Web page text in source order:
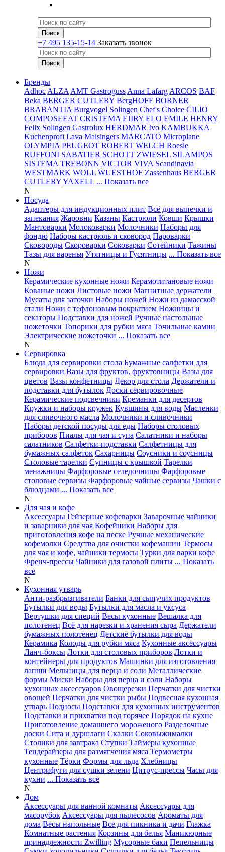
+7 495 135-15-14 Заказать звонок
Бренды
Adhoc ALZA AMT Gastroguss Anna Lafarg ARCOS BAF
Beka BERGER CUTLERY BergHOFF BORNER
BRABANTIA Burgvogel Solingen Chef's Choice CILIO
COMPOSEEAT CRISTEMA EJIRY ELO EMILE HENRY
Felix Solingen Gastrolux HERDMAR Ivo KAMBUKKA
Kuchenprofi Lava Maisingers MARCATO Microplane
OLYMPIA PEUGEOT ROBERT WELCH Roesle
RUFFONI SABATIER SCHOTT ZWIESEL SILAMPOS
SISTEMA TREBONN VICTOR VIVA Scandinavia
WESTMARK WOLL WUESTHOF Zassenhaus BERGER
CUTLERYYAXELL ... Показать все
N
Посуда
Адаптеры для индукционных плит Всё для выпечки и
запекания Жаровни Казаны Кастрюли Ковши Крышки
Мантоварки Молоковарки Молочники Наборы для
фондю Наборы кастрюль и сковород Пароварки
Сковороды Скороварки Соковарки Сотейники Тажины
Тазы для варенья Утятницы и Гусятницы ... Показать все
N
Ножи
Керамические кухонные ножи Керамотитановые ножи
Кованые ножи Листовые ножи Магнитные держатели
Мусаты для заточки Наборы ножей Ножи из дамасской
стали Ножи с тефлоновым покрытием Ножницы и
секаторы Подставки для ножей Ручные настольные
ножеточки Топорики для рубки мяса Точильные камни
Электрические ножеточки ... Показать все
N
Сервировка
Блюда для сервировки стола Бумажные салфетки для
сервировки Вазы для фруктов, фруктовницы Вазы для
цветов Вазы конфетницы Декор для стола Держатели и
подставки для бутылок Доски сервировочные
Керамические подсвечники Креманки для десертов
Кружки и наборы кружек Кувшины для воды Масленки
для сливочного масла Молочники и сливочники
Наборы детской посуды для еды Наборы столовых
приборов Пиалы для чая и супа Салатники и наборы
салатников Салфетки-подставки Салфетницы для
бумажных салфеток Сахарницы Соусники и соусницы
Столовые тарелки Супницы с крышкой Тарелки
менажницы Фарфоровые селедочницы Фарфоровые
столовые сервизы Фарфоровые чайные сервизы Чашки с
блюдцами ... Показать все
N
Для чая и кофе
Аксессуары Гейзерные кофеварки Заварочные чайники
и заварники для чая Кофейники Наборы для
приготовления кофе на песке Ручные механические
кофемолки Средства для очистки кофемашин Термосы
для чая и кофе, чайники термосы Турки для варки кофе
Френч-прессы Чайники для газовой плиты ... Показать
все
N
Кухонная утварь
Анти-разбрызгиватели Банки для сыпучих продуктов
Бутылки для воды Бутылки для масла и уксуса
Вертушки для специй Весы кухонные Вешалка для
полотенец Всё для нарезки и хранения сыра Держатели
бумажных полотенец Детские бутылки для воды
Керамика Колоды для рубки мяса Кухонные аксессуары
Ланч-боксы Лотки для столовых приборов Лотки и
контейнеры для продуктов Машинки для изготовления
лапши Мельницы для перца и соли Металлические
формы Миски Наборы для перца и соли Наборы
кухонных аксессуаров Овощерезки Перчатки для чистки
овощей Перчатки для чистки рыбы Подвесная кухонная
утварь Подносы Подставки для кухонных инструментов
Подставки и прихватки под горячее Порядок на кухне
Приготовление домашнего мороженого Разделочные
доски Сита и дуршлаги Скалки Соковыжималки
Столики для завтрака Ступки Таймеры кухонные
Тендерайзеры для размягчения мяса Термометры
кухонные Тёрки Формы для льда Хлебницы
Центрифуги для сушки зелени Цитрус-прессы Часы для
кухни ... Показать все
N
Дом
Аксессуары для ванной комнаты Аксессуары для
мясорубок Аксессуары для пылесосов Ароматы для
дома Весы напольные Все для пикника и дачи Глажка
Комнатные растения Корзины для белья Маникюрные
принадлежности Zwilling Мусорные баки Пепельницы